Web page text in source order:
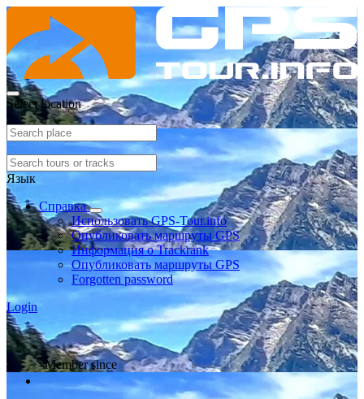
Select location
Язык
Справка
Использовать GPS-Tour.info
Опубликовать маршруты GPS
Информация о Trackrank
Опубликовать маршруты GPS
Forgotten password
Login
Member since